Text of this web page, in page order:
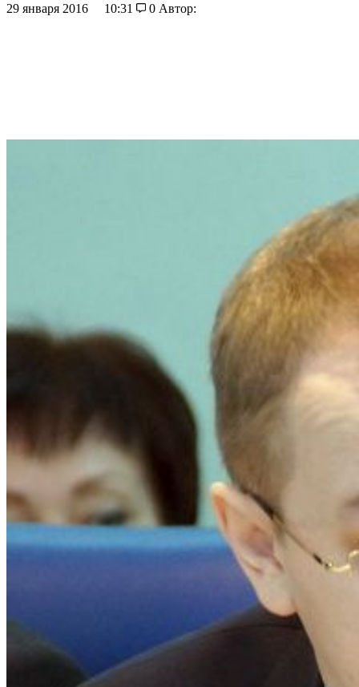
29 января 2016 10:31 0 Автор: